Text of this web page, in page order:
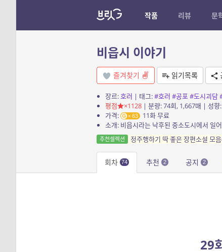
작품 리뷰 문
비읍시 이야기
즐겨찾기 읽기목록
장르:호러 | 태그:#호러 #공포#도시괴담
평점
×1128| 분량: 74회, 1,667매 | 성향:
가격:
63
11화 무료
소개: 비읍시라는 낙후된 중소도시에서 일
추천셀렉션 정주행하기 딱 좋은 장편소설 모
회차 74 추천 2 공지 2
29